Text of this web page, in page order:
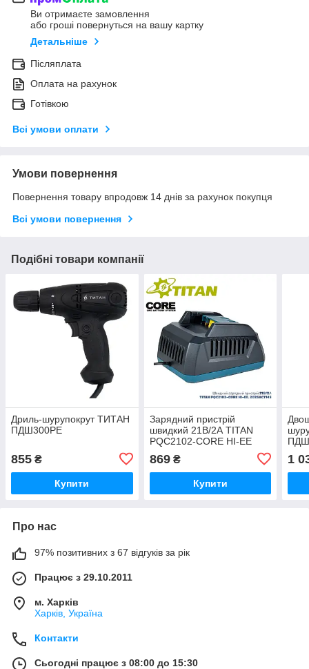
Ви отримаєте замовлення
або гроші повернуться на вашу картку
Детальніше
Післяплата
Оплата на рахунок
Готівкою
Всі умови оплати
Умови повернення
Повернення товару впродовж 14 днів за рахунок покупця
Всі умови повернення
Подібні товари компанії
Дриль-шурупокрут ТИТАН
ПДШ300РЕ
855 ₴
Купити
Зарядний пристрій
швидкий 21В/2А TITAN
PQC2102-CORE HI-EE
869₴
Купити
1
Про нас
97% позитивних з 67 відгуків за рік
Працює з 29.10.2011
м. Харків
Харків, Україна
Контакти
Сьогодні працює з 08:00 до 15:30